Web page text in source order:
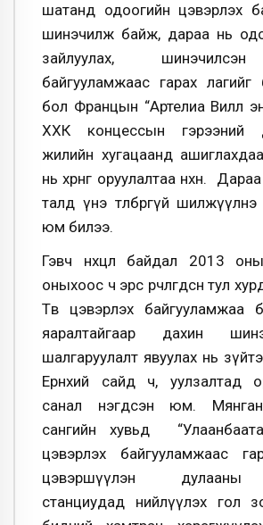
шатанд одоогийн цэвэрлэх
шинэчилж байж, дараа нь
зайлуулах,
байгууламжаас гарах лагийг
бол Францын “Артелиа Вилл
ХХК концессын гэрээний
жилийн хугацаанд
нь хөрөнгө оруулалтаа нөхнө.
талд үнэ төлбөргүй
юм билээ.
Гэвч нөхцөл байдал 2013
оныхоос ч эрс өөрчлөгдсөн тул
Төв цэвэрлэх байгууламжаа
яаралтайгаар дахин
шалгаруулалт явуулах нь
Ерөнхий сайд ч, уулзалтад
санал нэгдсэн юм.
сангийн хувьд
цэвэрлэх байгууламжаас
цэвэршүүлэн дулааны
станциудад нийлүүлэх гол